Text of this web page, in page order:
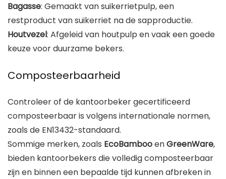
Bagasse: Gemaakt van suikerrietpulp, een
restproduct van suikerriet na de sapproductie.
Houtvezel: Afgeleid van houtpulp en vaak een goede
keuze voor duurzame bekers.
Composteerbaarheid
Controleer of de kantoorbeker gecertificeerd
composteerbaar is volgens internationale normen,
zoals de EN13432-standaard.
Sommige merken, zoals EcoBambooenGreenWare,
bieden kantoorbekers die volledig composteerbaar
zijn en binnen een bepaalde tijd kunnen afbreken in